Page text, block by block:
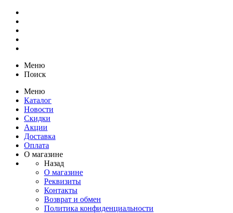
Меню
Поиск
Меню
Каталог
Новости
Скидки
Акции
Доставка
Оплата
О магазине
Назад
О магазине
Реквизиты
Контакты
Возврат и обмен
Политика конфиденциальности